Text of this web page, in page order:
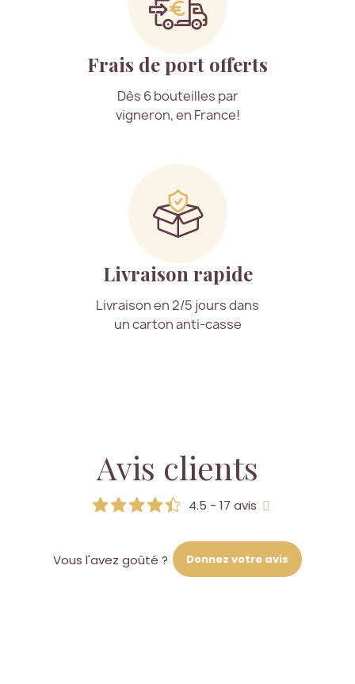
Frais de port offerts
Dès 6 bouteilles par
vigneron, en France!
Livraison rapide
Livraison en 2/5 jours dans
un carton anti-casse
Avis clients
4.5 - 17 avis
Vous l'avez goûté ? Donnez votre avis